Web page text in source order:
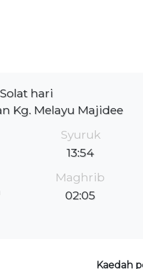
Solat hari
Kg. Melayu Majidee
Syuruk
13:54
Maghrib
02:05
Kaedah